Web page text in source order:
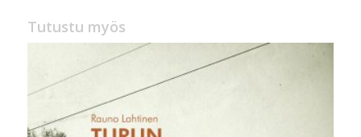
Tutustu myös